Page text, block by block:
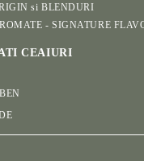
si BLENDURI
- SIGNATURE
CEAIURI